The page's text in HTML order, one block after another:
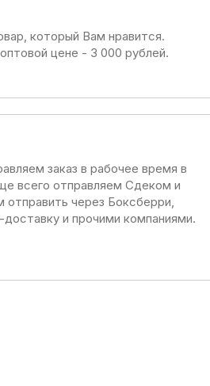
который Вам нравится.
цене - 3 000 рублей.
заказ в рабочее время в
всего отправляем Сдеком и
через Боксберри,
и прочими компаниями.